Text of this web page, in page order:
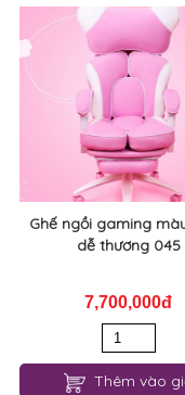
Ghế ngồi gaming
dễ thương 045
7,700,000đ
Thêm vào